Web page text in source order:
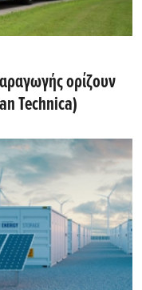
ορίζουν
Technica)